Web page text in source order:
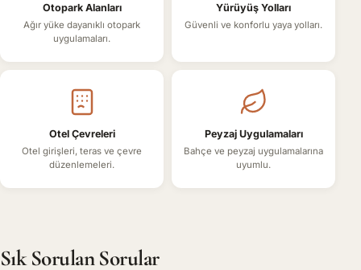
Otopark Alanları
Ağır yüke dayanıklı otopark
uygulamaları.
Yürüyüş Yolları
Güvenli ve konforlu yaya yolları.
Otel Çevreleri
Otel girişleri, teras ve çevre
düzenlemeleri.
Peyzaj Uygulamaları
Bahçe ve peyzaj uygulamalarına
uyumlu.
Sık Sorulan Sorular